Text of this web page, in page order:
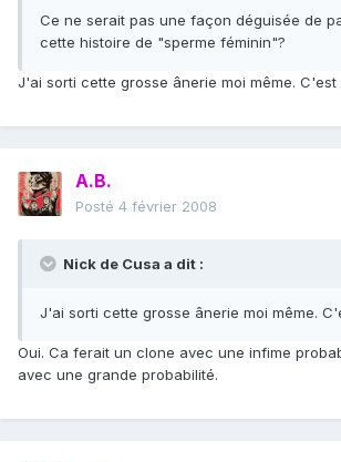
Ce ne serait pas une façon déguisée de
cette histoire de "sperme féminin"?
J'ai sorti cette grosse ânerie moi même. C'est
A.B.
Posté 4 février 2008
Nick de Cusa a dit :
J'ai sorti cette grosse ânerie moi même.
Oui. Ca ferait un clone avec une infime
avec une grande probabilité.